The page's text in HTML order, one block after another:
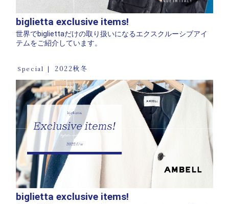
biglietta exclusive items!
世界でbigliettaだけの取り扱いになるエクスクルーシブアイ
テムをご紹介しています。
Special 2022秋冬
biglietta exclusive items!